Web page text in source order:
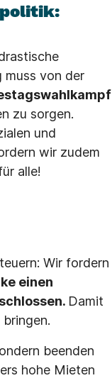
muss von der
zu sorgen.
und
wir zudem
alle!
Wir fordern
einen
Damit
beenden
hohe Mieten